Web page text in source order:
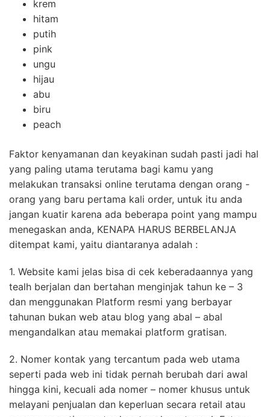
krem
hitam
putih
pink
ungu
hijau
abu
biru
peach
Faktor kenyamanan dan keyakinan sudah pasti jadi hal
yang paling utama terutama bagi kamu yang
melakukan transaksi online terutama dengan orang -
orang yang baru pertama kali order, untuk itu anda
jangan kuatir karena ada beberapa point yang mampu
menegaskan anda, KENAPA HARUS BERBELANJA
ditempat kami, yaitu diantaranya adalah :
1. Website kami jelas bisa di cek keberadaannya yang
tealh berjalan dan bertahan menginjak tahun ke – 3
dan menggunakan Platform resmi yang berbayar
tahunan bukan web atau blog yang abal – abal
mengandalkan atau memakai platform gratisan.
2. Nomer kontak yang tercantum pada web utama
seperti pada web ini tidak pernah berubah dari awal
hingga kini, kecuali ada nomer – nomer khusus untuk
melayani penjualan dan keperluan secara retail atau